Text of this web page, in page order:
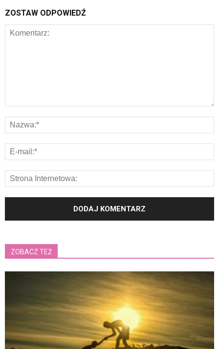
ZOSTAW ODPOWIEDŹ
ZOBACZ TEŻ